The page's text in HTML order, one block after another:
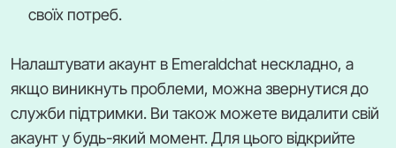
своїх потреб.
Налаштувати акаунт в Emeraldchat нескладно, а
якщо виникнуть проблеми, можна звернутися до
служби підтримки. Ви також можете видалити свій
акаунт у будь-який момент. Для цього відкрийте